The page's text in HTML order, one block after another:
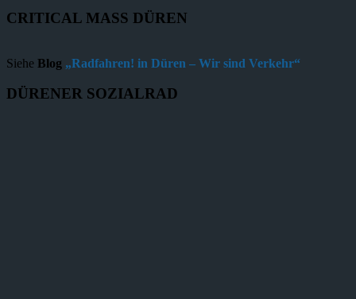
CRITICAL MASS DÜREN
Siehe Blog „Radfahren! in Düren – Wir sind Verkehr“
DÜRENER SOZIALRAD